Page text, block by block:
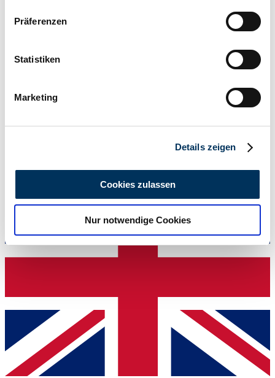
Informationen über Ihre geografische Lage
können
bestimmten Merkmalen (Fingerprinting) identifizieren
Erfahren Sie mehr darüber, wie Ihre persönlichen Daten
analysieren. Außerdem geben wir Informationen zu Ihrer
Verwendung unserer Website an unsere Partner für
soziale Medien, Werbung und Analysen weiter. Unsere
gesammelt haben.Datenschutzerklärung
Präferenzen
Statistiken
Marketing
Details zeigen
Cookies zulassen
Nur notwendige Cookies
Venditore